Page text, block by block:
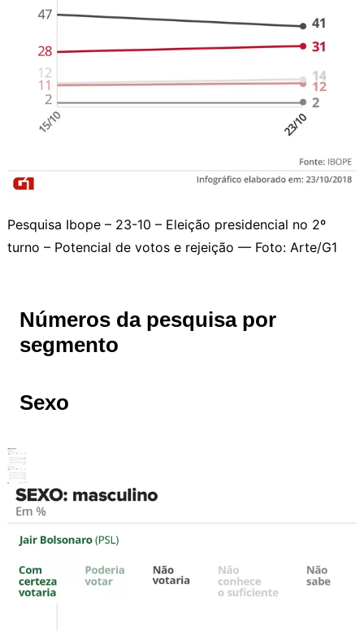
Pesquisa Ibope – 23-10 – Eleição presidencial no 2º
turno – Potencial de votos e rejeição — Foto: Arte/G1
Números da pesquisa por
segmento
Sexo